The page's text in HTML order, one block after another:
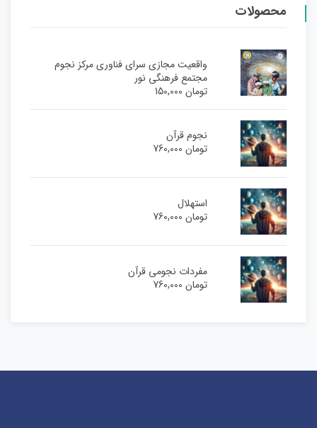
محصولات
واقعیت مجازی سرای فناوری مرکز نجوم
مجتمع فرهنگی نور
تومان150,000
نجوم قرآن
تومان760,000
استهلال
تومان760,000
مفردات نجومی قرآن
تومان760,000